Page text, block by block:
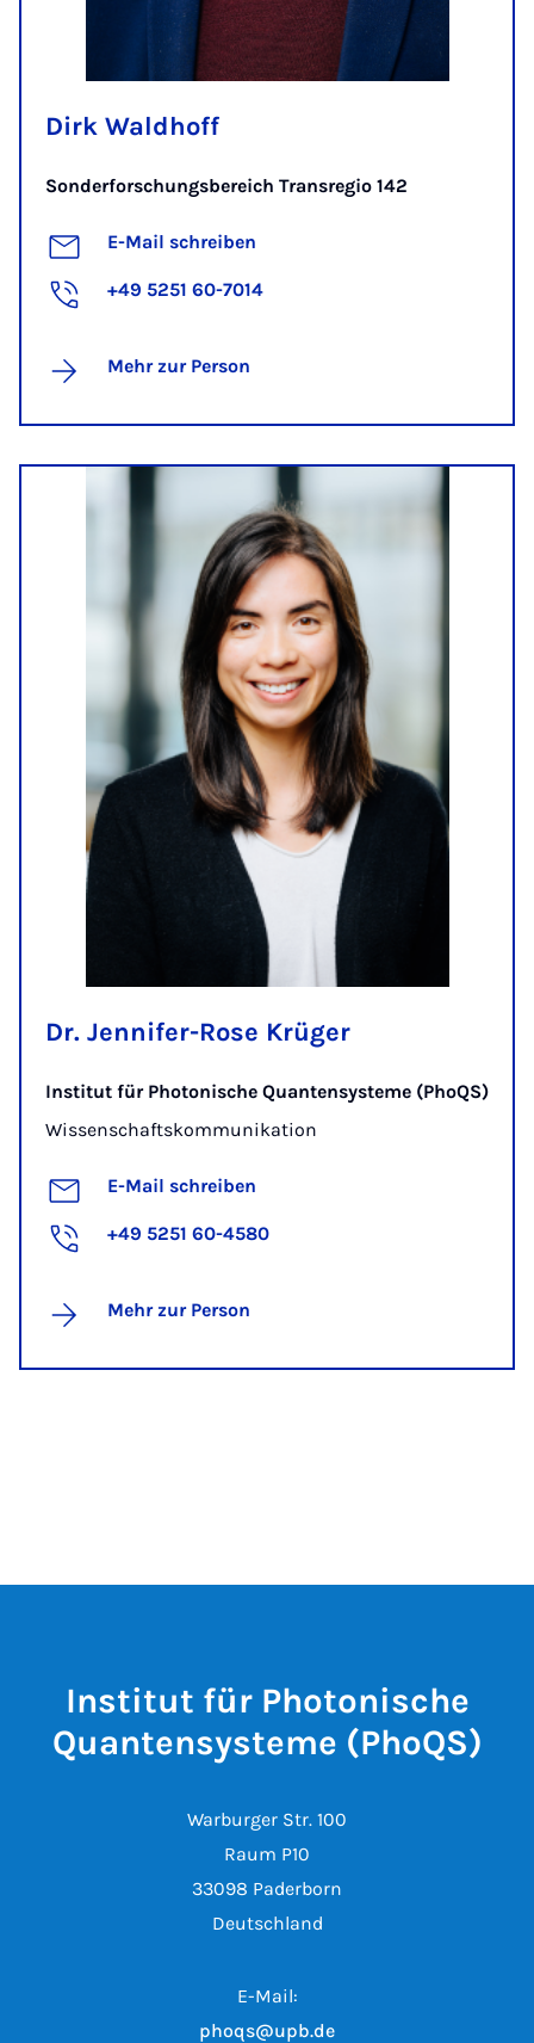
Dirk Waldhoff
Sonderforschungsbereich Transregio 142
E-Mail schreiben
+49 5251 60-7014
Mehr zur Person
Dr. Jennifer-Rose Krüger
Institut für Photonische Quantensysteme (PhoQS)
Wissenschaftskommunikation
E-Mail schreiben
+49 5251 60-4580
Mehr zur Person
Institut für Photonische
Quantensysteme (PhoQS)
Warburger Str. 100
Raum P10
33098 Paderborn
Deutschland
E-Mail:
phoqs@upb.de